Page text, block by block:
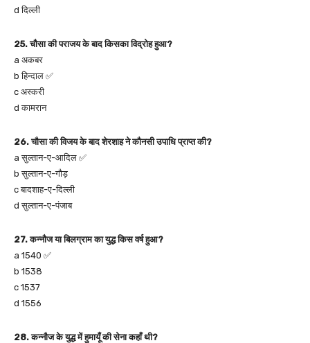
d दिल्ली
25. चौसा की पराजय के बाद किसका विद्रोह हुआ?
a अकबर
b हिन्दाल ✅
c अस्करी
d कामरान
26. चौसा की विजय के बाद शेरशाह ने कौनसी उपाधि प्राप्त की?
a सुल्तान-ए-आदिल ✅
b सुल्तान-ए-गौड़
c बादशाह-ए-दिल्ली
d सुल्तान-ए-पंजाब
27. कन्नौज या बिलग्राम का युद्ध किस वर्ष हुआ?
a 1540 ✅
b 1538
c 1537
d 1556
28. कन्नौज के युद्ध में हुमायूँ की सेना कहाँ थी?